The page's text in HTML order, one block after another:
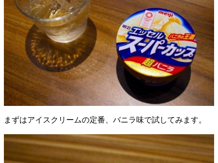
まずはアイスクリームの定番、バニラ味で試してみます。